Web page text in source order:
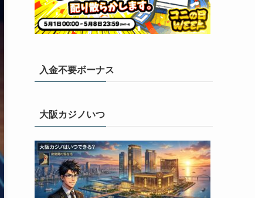
入金不要ボーナス
大阪カジノいつ